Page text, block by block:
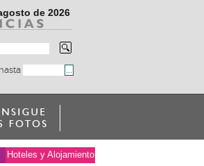
de 2026
hasta
Hoteles y Alojamiento